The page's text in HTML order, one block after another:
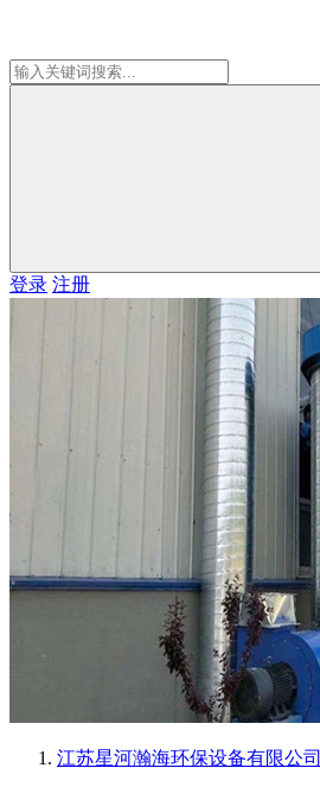
登录 注册
江苏星河瀚海环保设备有限公司